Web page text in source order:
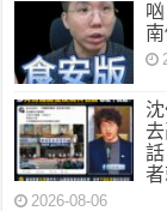
2026-08-06